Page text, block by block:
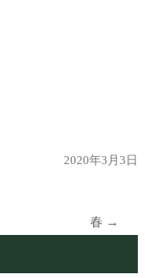
2020年3月3日
春 →